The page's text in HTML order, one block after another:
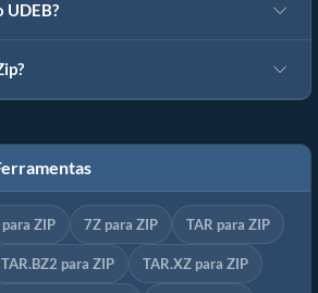
UDEB?
ZIP 7Z para ZIP TAR para ZIP
TAR.BZ2 para ZIP TAR.XZ para ZIP